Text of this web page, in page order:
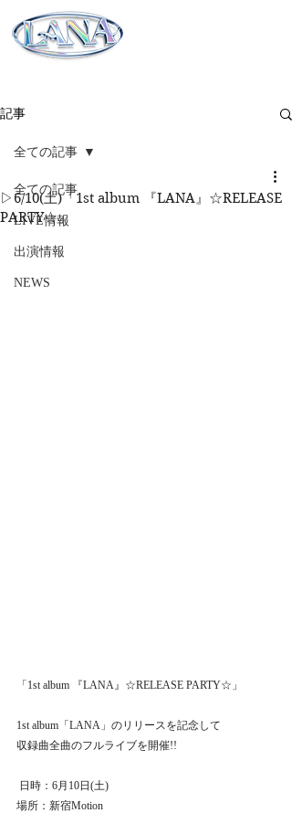
記事
全ての記事
LIVE情報
出演情報
NEWS
全ての記事
▷6/10(土)「1st album 『LANA』☆RELEASE
PARTY☆」
「1st album 『LANA』☆RELEASE PARTY☆」
1st album「LANA」のリリースを記念して
収録曲全曲のフルライブを開催!!
日時：6月10日(土)
場所：新宿Motion